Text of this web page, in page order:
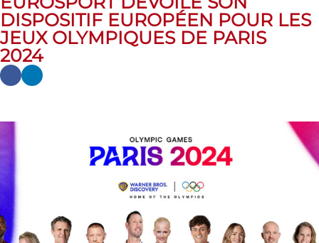
de Paris 2024
DISPOSITIF EUROPÉEN POUR LES
JEUX OLYMPIQUES DE PARIS
2024